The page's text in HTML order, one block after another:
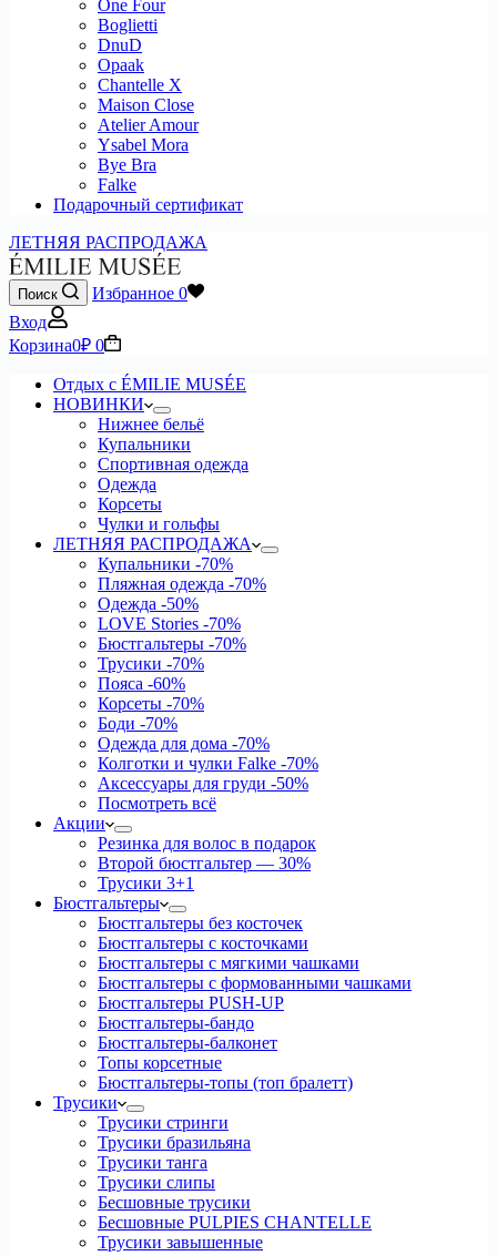
One Four
Boglietti
DnuD
Opaak
Chantelle X
Maison Close
Atelier Amour
Ysabel Mora
Bye Bra
Falke
Подарочный сертификат
ЛЕТНЯЯ РАСПРОДАЖА
Поиск Избранное 0
Вход
Корзина0₽ 0
Отдых с ÉMILIE MUSÉE
НОВИНКИ
Нижнее бельё
Купальники
Спортивная одежда
Одежда
Корсеты
Чулки и гольфы
ЛЕТНЯЯ РАСПРОДАЖА
Купальники -70%
Пляжная одежда -70%
Одежда -50%
LOVE Stories -70%
Бюстгальтеры -70%
Трусики -70%
Пояса -60%
Корсеты -70%
Боди -70%
Одежда для дома -70%
Колготки и чулки Falke -70%
Аксессуары для груди -50%
Посмотреть всё
Акции
Резинка для волос в подарок
Второй бюстгальтер — 30%
Трусики 3+1
Бюстгальтеры
Бюстгальтеры без косточек
Бюстгальтеры с косточками
Бюстгальтеры с мягкими чашками
Бюстгальтеры с формованными чашками
Бюстгальтеры PUSH-UP
Бюстгальтеры-бандо
Бюстгальтеры-балконет
Топы корсетные
Бюстгальтеры-топы (топ бралетт)
Трусики
Трусики стринги
Трусики бразильяна
Трусики танга
Трусики слипы
Бесшовные трусики
Бесшовные PULPIES CHANTELLE
Трусики завышенные